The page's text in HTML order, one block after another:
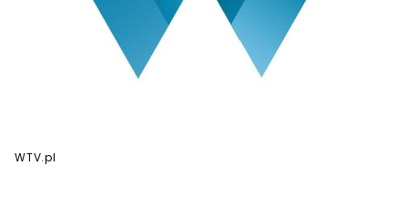
WTV.pl